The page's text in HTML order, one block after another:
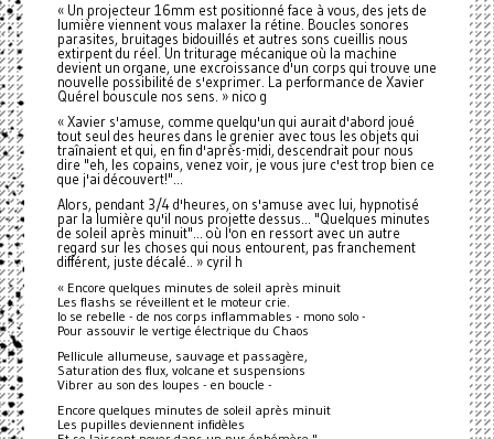
« Un projecteur 16mm est positionné face à vous, des jets de
lumière viennent vous malaxer la rétine. Boucles sonores
parasites, bruitages bidouillés et autres sons cueillis nous
extirpent du réel. Un triturage mécanique où la machine
devient un organe, une excroissance d'un corps qui trouve une
nouvelle possibilité de s'exprimer. La performance de Xavier
Quérel bouscule nos sens. » nico g
« Xavier s'amuse, comme quelqu'un qui aurait d'abord joué
tout seul des heures dans le grenier avec tous les objets qui
traînaient et qui, en fin d'après-midi, descendrait pour nous
dire "eh, les copains, venez voir, je vous jure c'est trop bien ce
que j'ai découvert!"...
Alors, pendant 3/4 d'heures, on s'amuse avec lui, hypnotisé
par la lumière qu'il nous projette dessus... "Quelques minutes
de soleil après minuit"... où l'on en ressort avec un autre
regard sur les choses qui nous entourent, pas franchement
différent, juste décalé.. » cyril h
« Encore quelques minutes de soleil après minuit
Les flashs se réveillent et le moteur crie.
Io se rebelle - de nos corps inflammables - mono solo -
Pour assouvir le vertige électrique du Chaos
Pellicule allumeuse, sauvage et passagère,
Saturation des flux, volcane et suspensions
Vibrer au son des loupes - en boucle -
Encore quelques minutes de soleil après minuit
Les pupilles deviennent infidèles